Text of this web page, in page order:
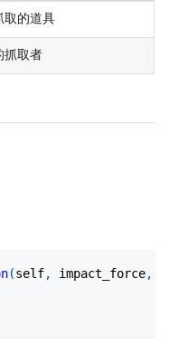
取的道具
抓取者
(self, impact_force,